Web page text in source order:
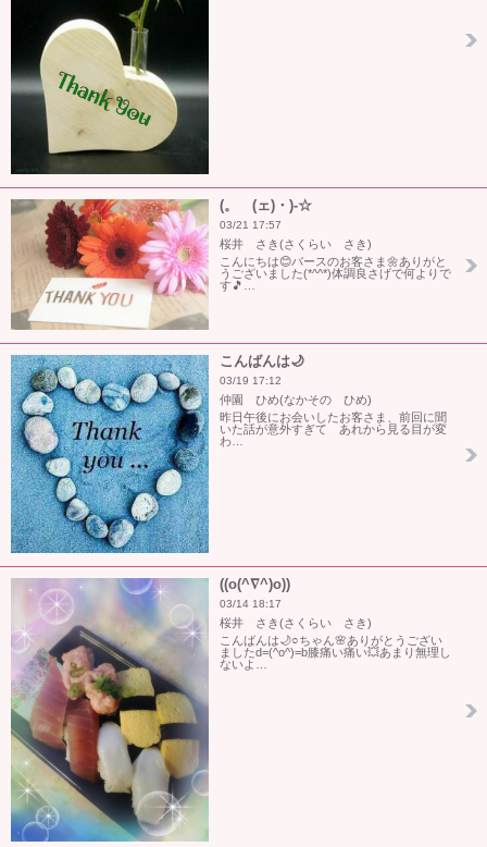
(。ゝ(ェ)・)-☆
03/21 17:57
桜井 さき(さくらい さき)
こんにちは😊バースのお客さま🌼ありがと
うございました(*^^*)体調良さげで何よりで
す🎵…
こんばんは🌙
03/19 17:12
仲園 ひめ(なかその ひめ)
昨日午後にお会いしたお客さま、前回に聞
いた話が意外すぎて あれから見る目が変
わ…
((o(^∇^)o))
03/14 18:17
桜井 さき(さくらい さき)
こんばんは🌙○ちゃん🌸ありがとうござい
ましたd=(^o^)=b膝痛い痛い💥あまり無理し
ないよ…